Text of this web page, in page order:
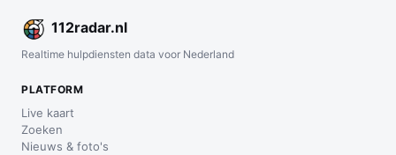
112radar.nl
Realtime hulpdiensten data voor Nederland
PLATFORM
Live kaart
Zoeken
Nieuws & foto's